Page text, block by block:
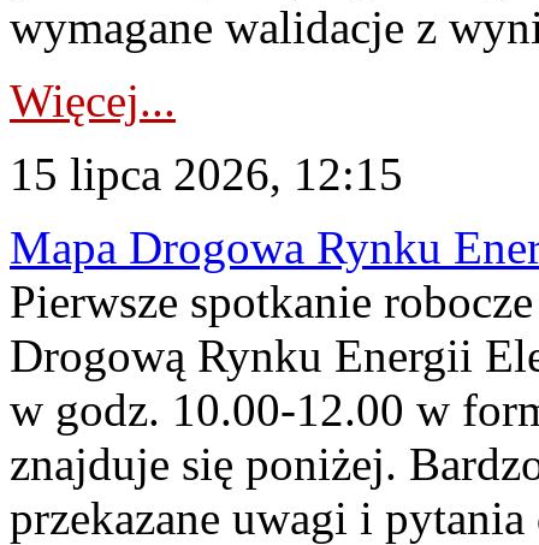
wymagane walidacje z
Więcej...
15 lipca 2026, 12:15
Mapa Drogowa Rynku
Pierwsze spotkanie
Drogową Rynku Energii
w godz. 10.00-12.00 w
znajduje się poniżej.
przekazane uwagi i